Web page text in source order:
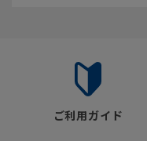
ご利用ガイド